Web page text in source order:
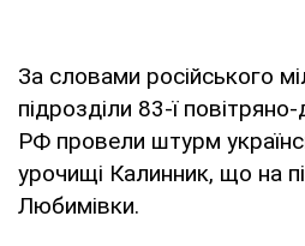
За словами російського
підрозділи 83-ї
РФ провели штурм
урочищі Калинник, що на
Любимівки.